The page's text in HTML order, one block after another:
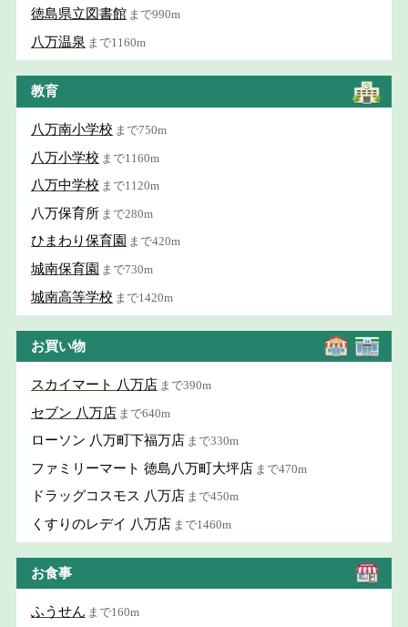
徳島県立図書館 まで990m
八万温泉 まで1160m
教育
八万南小学校 まで750m
八万小学校 まで1160m
八万中学校 まで1120m
八万保育所 まで280m
ひまわり保育園 まで420m
城南保育園 まで730m
城南高等学校 まで1420m
お買い物
スカイマート 八万店 まで390m
セブン 八万店 まで640m
ローソン 八万町下福万店 まで330m
ファミリーマート 徳島八万町大坪店 まで470m
ドラッグコスモス 八万店 まで450m
くすりのレデイ 八万店 まで1460m
お食事
ふうせん まで160m